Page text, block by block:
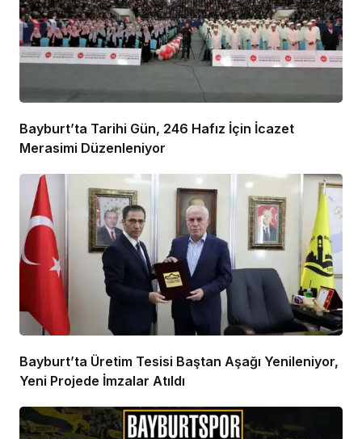
Bayburt’ta Tarihi Gün, 246 Hafız İçin İcazet
Merasimi Düzenleniyor
Bayburt’ta Üretim Tesisi Baştan Aşağı Yenileniyor,
Yeni Projede İmzalar Atıldı